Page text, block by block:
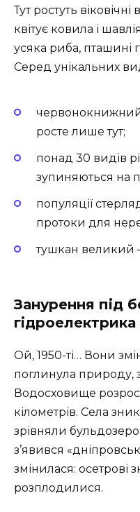
Тут ростуть
квітує ковила і
усяка риба, пташині
Серед унікальних
росте лише тут;
понад 30 видів
зупиняються на
популяції
протоки для
тушкан великий
Занурення під
Ой, 1950-ті… Вони
поглинула природу,
Водосховище
кілометрів. Села
зрівняли
з’явився
змінилася: осетрові
розплодилися.